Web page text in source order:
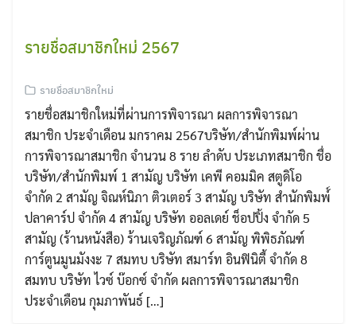
รายชื่อสมาชิกใหม่ 2567
รายชื่อสมาชิกใหม่
รายชื่อสมาชิกใหม่ที่ผ่านการพิจารณา ผลการพิจารณา
สมาชิก ประจำเดือน มกราคม 2567บริษัท/สำนักพิมพ์ผ่าน
การพิจารณาสมาชิก จำนวน 8 ราย ลำดับ ประเภทสมาชิก ชื่อ
บริษัท/สำนักพิมพ์ 1 สามัญ บริษัท เคพี คอมมิค สตูดิโอ
จำกัด 2 สามัญ จิณห์นิภา ติวเตอร์ 3 สามัญ บริษัท สำนักพิมพ์์
ปลาคาร์ป จำกัด 4 สามัญ บริษัท ออลเดย์ ช็อปปิ้ง จำกัด 5
สามัญ (ร้านหนังสือ) ร้านเจริญภัณฑ์ 6 สามัญ พิพิธภัณฑ์
การ์ตูนมูนมังงะ 7 สมทบ บริษัท สมาร์ท อินฟินิตี้ จำกัด 8
สมทบ บริษัท ไวซ์ บ๊อกซ์ จำกัด ผลการพิจารณาสมาชิก
ประจำเดือน กุมภาพันธ์ […]